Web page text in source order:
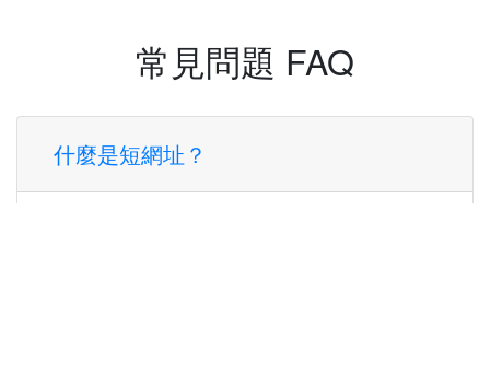
常見問題 FAQ
什麼是短網址？